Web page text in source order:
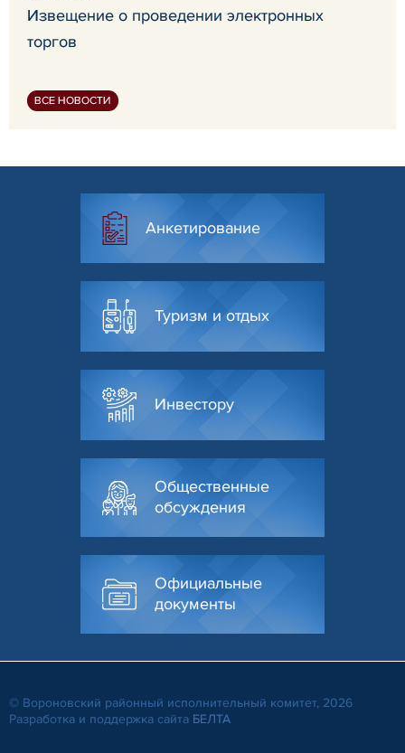
Извещение о проведении электронных
торгов
ВСЕ НОВОСТИ
Анкетирование
Туризм и отдых
Инвестору
Общественные
обсуждения
Официальные
документы
© Вороновский районный исполнительный комитет, 2026
Разработка и поддержка сайта БЕЛТА